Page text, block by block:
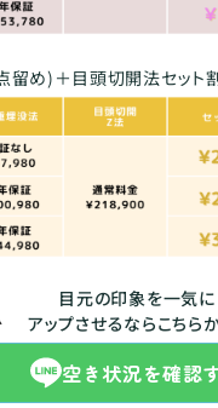
留め)＋目頭切開法セット
目元の印象を一気に
アップさせるならこちらか
空き状況を確認